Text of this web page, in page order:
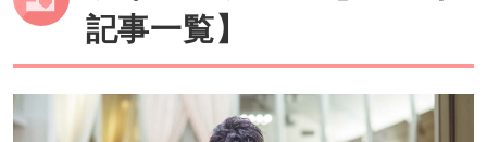
記事一覧】